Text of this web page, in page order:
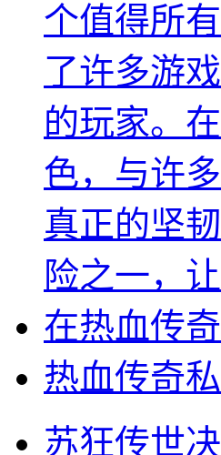
个值得所
了许多游
的玩家。
色，与许
真正的坚
险之一，
在热血传
热血传奇
苏狂传世